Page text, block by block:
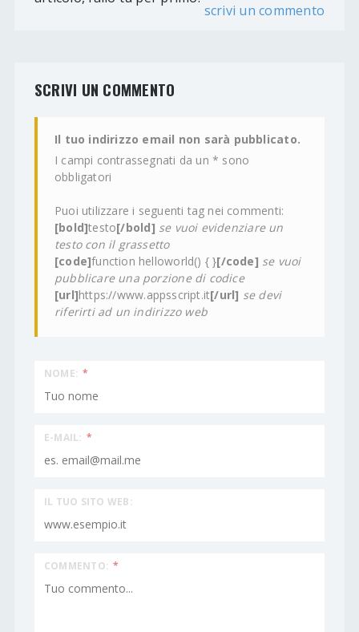
scrivi un commento
SCRIVI UN COMMENTO
Il tuo indirizzo email non sarà pubblicato.
I campi contrassegnati da un * sono
obbligatori
Puoi utilizzare i seguenti tag nei commenti:
[bold]testo[/bold] se vuoi evidenziare un
testo con il grassetto
[code]function helloworld() { }[/code] se vuoi
pubblicare una porzione di codice
[url]https://www.appsscript.it[/url] se devi
riferirti ad un indirizzo web
NOME: *
E-MAIL: *
IL TUO SITO WEB:
COMMENTO: *